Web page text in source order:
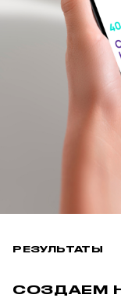
РЕЗУЛЬТАТЫ
СОЗДАЕМ